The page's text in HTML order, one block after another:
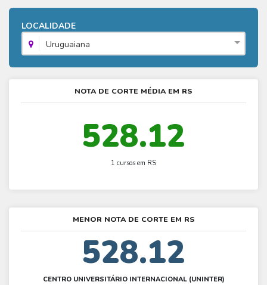
Enem – Cartilha redação
Hora do Enem – O que é
Enem – Gabarito oficial
SISU – Universidades participantes
SISU - Simulador
Prouni – Lista de espera
Prouni - Universidades participantes
Prouni – Simulador
Fies – Como fazer a inscrição
Fies e Prouni – Diferença
Fies - Simulador
ENARE
LOCALIDADE
Uruguaiana
NOTA DE CORTE MÉDIA EM RS
528.12
1 cursos em RS
MENOR NOTA DE CORTE EM RS
528.12
CENTRO UNIVERSITÁRIO INTERNACIONAL (UNINTER)